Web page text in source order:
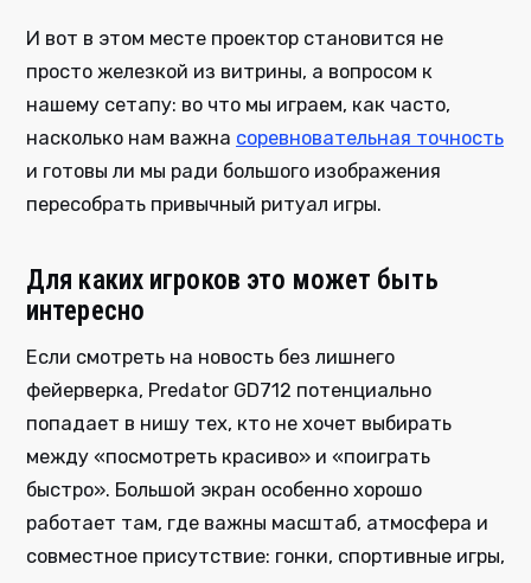
И вот в этом месте проектор становится не
просто железкой из витрины, а вопросом к
нашему сетапу: во что мы играем, как часто,
насколько нам важна соревновательная точность
и готовы ли мы ради большого изображения
пересобрать привычный ритуал игры.
Для каких игроков это может быть
интересно
Если смотреть на новость без лишнего
фейерверка, Predator GD712 потенциально
попадает в нишу тех, кто не хочет выбирать
между «посмотреть красиво» и «поиграть
быстро». Большой экран особенно хорошо
работает там, где важны масштаб, атмосфера и
совместное присутствие: гонки, спортивные игры,